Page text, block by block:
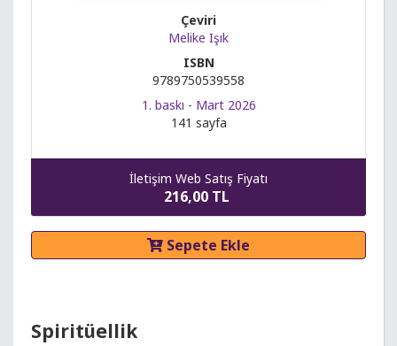
Çeviri
Melike Işık
ISBN
9789750539558
1. baskı - Mart 2026
141 sayfa
İletişim Web Satış Fiyatı
216,00 TL
Sepete Ekle
Spiritüellik